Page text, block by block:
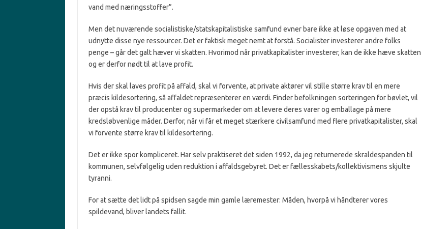
vand med næringsstoffer”.
Men det nuværende socialistiske/statskapitalistiske samfund evner bare ikke at løse opgaven med at
udnytte disse nye ressourcer. Det er faktisk meget nemt at forstå. Socialister investerer andre folks
penge – går det galt hæver vi skatten. Hvorimod når privatkapitalister investerer, kan de ikke hæve skatten
og er derfor nødt til at lave profit.
Hvis der skal laves profit på affald, skal vi forvente, at private aktører vil stille større krav til en mere
præcis kildesortering, så affaldet repræsenterer en værdi. Finder befolkningen sorteringen for bøvlet, vil
der opstå krav til producenter og supermarkeder om at levere deres varer og emballage på mere
kredsløbvenlige måder. Derfor, når vi får et meget stærkere civilsamfund med flere privatkapitalister, skal
vi forvente større krav til kildesortering.
Det er ikke spor kompliceret. Har selv praktiseret det siden 1992, da jeg returnerede skraldespanden til
kommunen, selvfølgelig uden reduktion i affaldsgebyret. Det er fællesskabets/kollektivismens skjulte
tyranni.
For at sætte det lidt på spidsen sagde min gamle læremester: Måden, hvorpå vi håndterer vores
spildevand, bliver landets fallit.